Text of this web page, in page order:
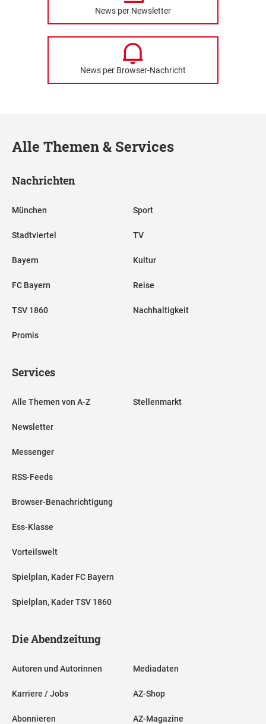
News per Newsletter
News per Browser-Nachricht
Alle Themen & Services
Nachrichten
München
Stadtviertel
Bayern
FC Bayern
TSV 1860
Promis
Sport
TV
Kultur
Reise
Nachhaltigkeit
Services
Alle Themen von A-Z
Newsletter
Messenger
RSS-Feeds
Browser-Benachrichtigung
Ess-Klasse
Vorteilswelt
Spielplan, Kader FC Bayern
Spielplan, Kader TSV 1860
Stellenmarkt
Die Abendzeitung
Autoren und Autorinnen
Karriere / Jobs
Abonnieren
Mediadaten
AZ-Shop
AZ-Magazine